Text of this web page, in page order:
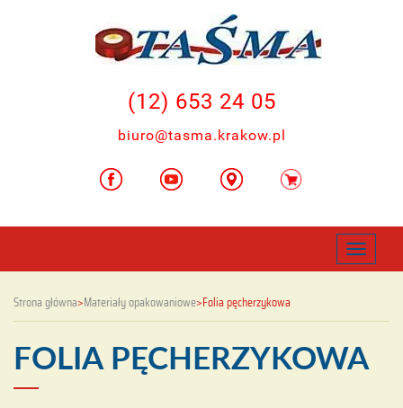
(12) 653 24 05
biuro@tasma.krakow.pl
Toggle
Strona główna> Materiały opakowaniowe> Folia pęcherzykowa
FOLIA PĘCHERZYKOWA